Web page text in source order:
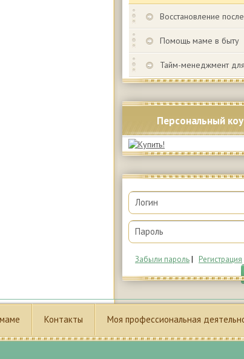
Восстановление
Помощь маме в быту
Тайм-менеджмент
Персональный
Забыли пароль| Регистрация
Контакты Моя профессиональная